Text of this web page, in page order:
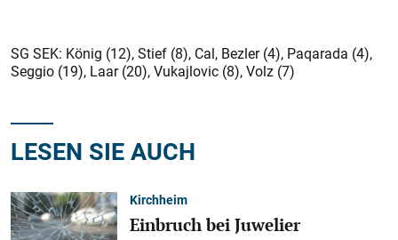
SG SEK: König (12), Stief (8), Cal, Bezler (4), Paqarada (4),
Seggio (19), Laar (20), Vukajlovic (8), Volz (7)
LESEN SIE AUCH
Kirchheim
Einbruch bei Juwelier